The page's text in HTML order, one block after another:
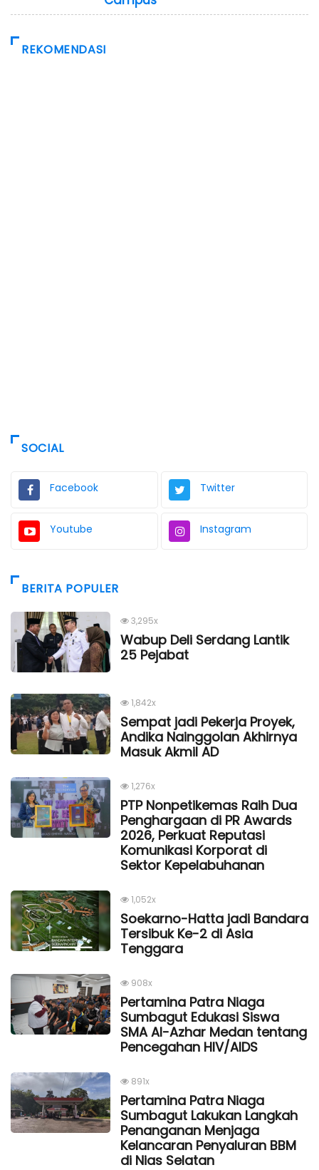
REKOMENDASI
SOCIAL
Facebook Twitter
Youtube Instagram
BERITA POPULER
3,295x
Wabup Deli Serdang Lantik
25 Pejabat
1,842x
Sempat jadi Pekerja Proyek,
Andika Nainggolan Akhirnya
Masuk Akmil AD
1,276x
PTP Nonpetikemas Raih Dua
Penghargaan di PR Awards
2026, Perkuat Reputasi
Komunikasi Korporat di
Sektor Kepelabuhanan
1,052x
Soekarno-Hatta jadi Bandara
Tersibuk Ke-2 di Asia
Tenggara
908x
Pertamina Patra Niaga
Sumbagut Edukasi Siswa
SMA Al-Azhar Medan tentang
Pencegahan HIV/AIDS
891x
Pertamina Patra Niaga
Sumbagut Lakukan Langkah
Penanganan Menjaga
Kelancaran Penyaluran BBM
di Nias Selatan